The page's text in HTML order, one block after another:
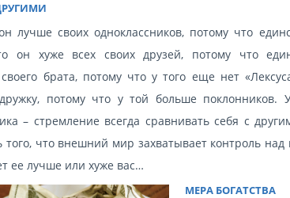
лучше своих одноклассников, потому что
он хуже всех своих друзей, потому что
брата, потому что у того еще нет
потому что у той больше поклонников.
– стремление всегда сравнивать себя с
того, что внешний мир захватывает контроль
ее лучше или хуже вас…
МЕРА БОГАТСТВА